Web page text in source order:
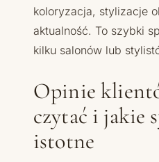
koloryzacja, stylizacje
aktualność. To szybki
kilku salonów lub
Opinie
czytać i jakie
istotne